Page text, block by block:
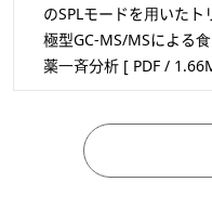
のSPLモードを⽤いたト
極型GC-MS/MSによる
薬⼀⻫分析 [ PDF /